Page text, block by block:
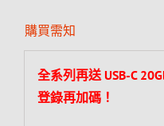
購買需知
全系列再送 USB-C
登錄再加碼！